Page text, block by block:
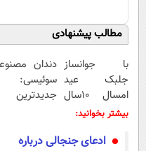
مطالب پیشنهادی
با جوانساز
جلبک عید
امسال ۱۰سال
جوون تری
دندان
سوئیسی:
جدیدترین
پرداخت قسطی
بیشتر بخوانید:
ادعای جنجالی درباره